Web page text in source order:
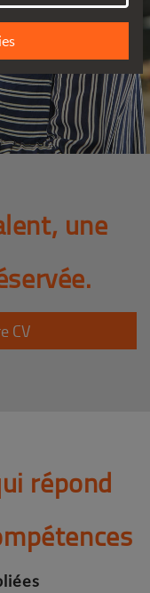
une
CV
répond